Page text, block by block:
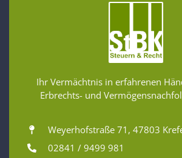
Ihr Vermächtnis in erfahrenen
Erbrechts- und
Weyerhofstraße 71, 47803
02841 / 9499 981